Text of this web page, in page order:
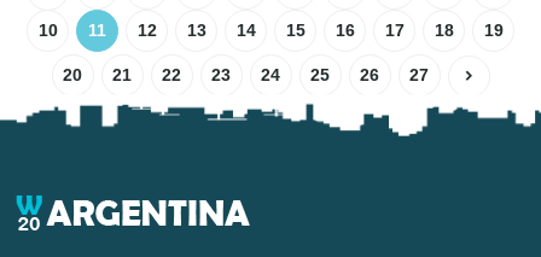
10 11 12 13 14 15 16 17 18 19
20 21 22 23 24 25 26 27